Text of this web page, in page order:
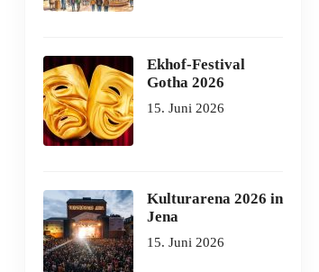
Ekhof-Festival
Gotha 2026
15. Juni 2026
Kulturarena 2026 in
Jena
15. Juni 2026